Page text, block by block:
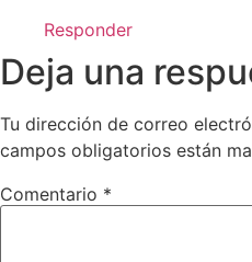
Responder
Deja una
Tu dirección de correo
campos obligatorios están
Comentario *